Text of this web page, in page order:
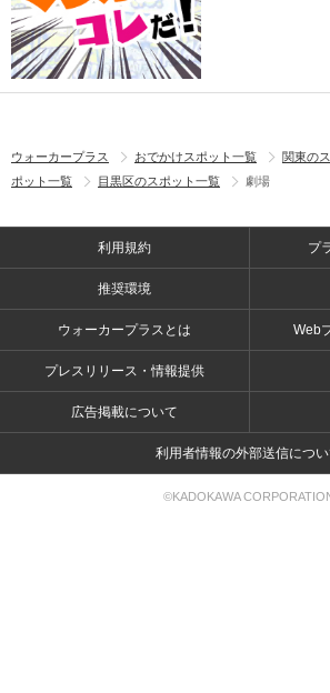
ウォーカープラス おでかけスポット一覧 関東の
ポット一覧
目黒区のスポット一覧 劇場
利用規約 プ
推奨環境
ウォーカープラスとは Web
プレスリリース・情報提供
広告掲載について
利用者情報の外部送信につ
©KADOKAWA